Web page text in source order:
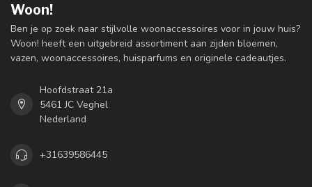
Woon!
Ben je op zoek naar stijlvolle woonaccessoires voor in jouw huis?
Woon! heeft een uitgebreid assortiment aan zijden bloemen,
vazen, woonaccessoires, huisparfums en originele cadeautjes.
Hoofdstraat 21a
5461 JC Veghel
Nederland
+31639586445